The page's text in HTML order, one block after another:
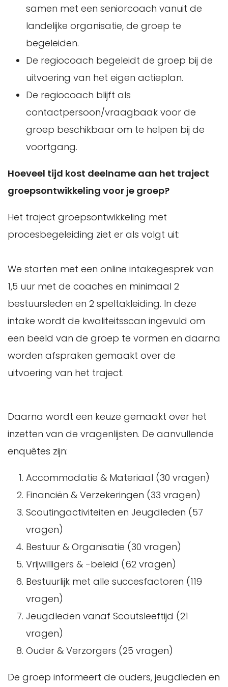
samen met een seniorcoach vanuit de
landelijke organisatie, de groep te
begeleiden.
De regiocoach begeleidt de groep bij de
uitvoering van het eigen actieplan.
De regiocoach blijft als
contactpersoon/vraagbaak voor de
groep beschikbaar om te helpen bij de
voortgang.
Hoeveel tijd kost deelname aan het traject
groepsontwikkeling voor je groep?
Het traject groepsontwikkeling met
procesbegeleiding ziet er als volgt uit:
We starten met een online intakegesprek van
1,5 uur met de coaches en minimaal 2
bestuursleden en 2 speltakleiding. In deze
intake wordt de kwaliteitsscan ingevuld om
een beeld van de groep te vormen en daarna
worden afspraken gemaakt over de
uitvoering van het traject.
Daarna wordt een keuze gemaakt over het
inzetten van de vragenlijsten. De aanvullende
enquêtes zijn:
Accommodatie & Materiaal (30 vragen)
Financiën & Verzekeringen (33 vragen)
Scoutingactiviteiten en Jeugdleden (57
vragen)
Bestuur & Organisatie (30 vragen)
Vrijwilligers & -beleid (62 vragen)
Bestuurlijk met alle succesfactoren (119
vragen)
Jeugdleden vanaf Scoutsleeftijd (21
vragen)
Ouder & Verzorgers (25 vragen)
De groep informeert de ouders, jeugdleden en